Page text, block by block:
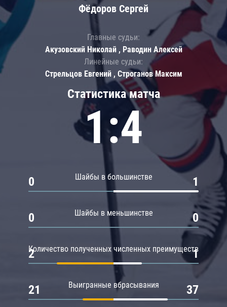
Статистика матча
1:4
Шайбы в большинстве
0 1
Шайбы в меньшинстве
0 0
Количество полученных численных преимуществ
2 1
Выигранные вбрасывания
21 37
Фёдоров Сергей
Главные судьи:
Акузовский Николай , Раводин Алексей
Линейные судьи:
Стрельцов Евгений , Строганов Максим